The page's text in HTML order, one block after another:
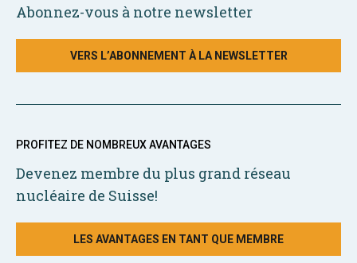
Abonnez-vous à notre newsletter
VERS L’ABONNEMENT À LA NEWSLETTER
PROFITEZ DE NOMBREUX AVANTAGES
Devenez membre du plus grand réseau
nucléaire de Suisse!
LES AVANTAGES EN TANT QUE MEMBRE